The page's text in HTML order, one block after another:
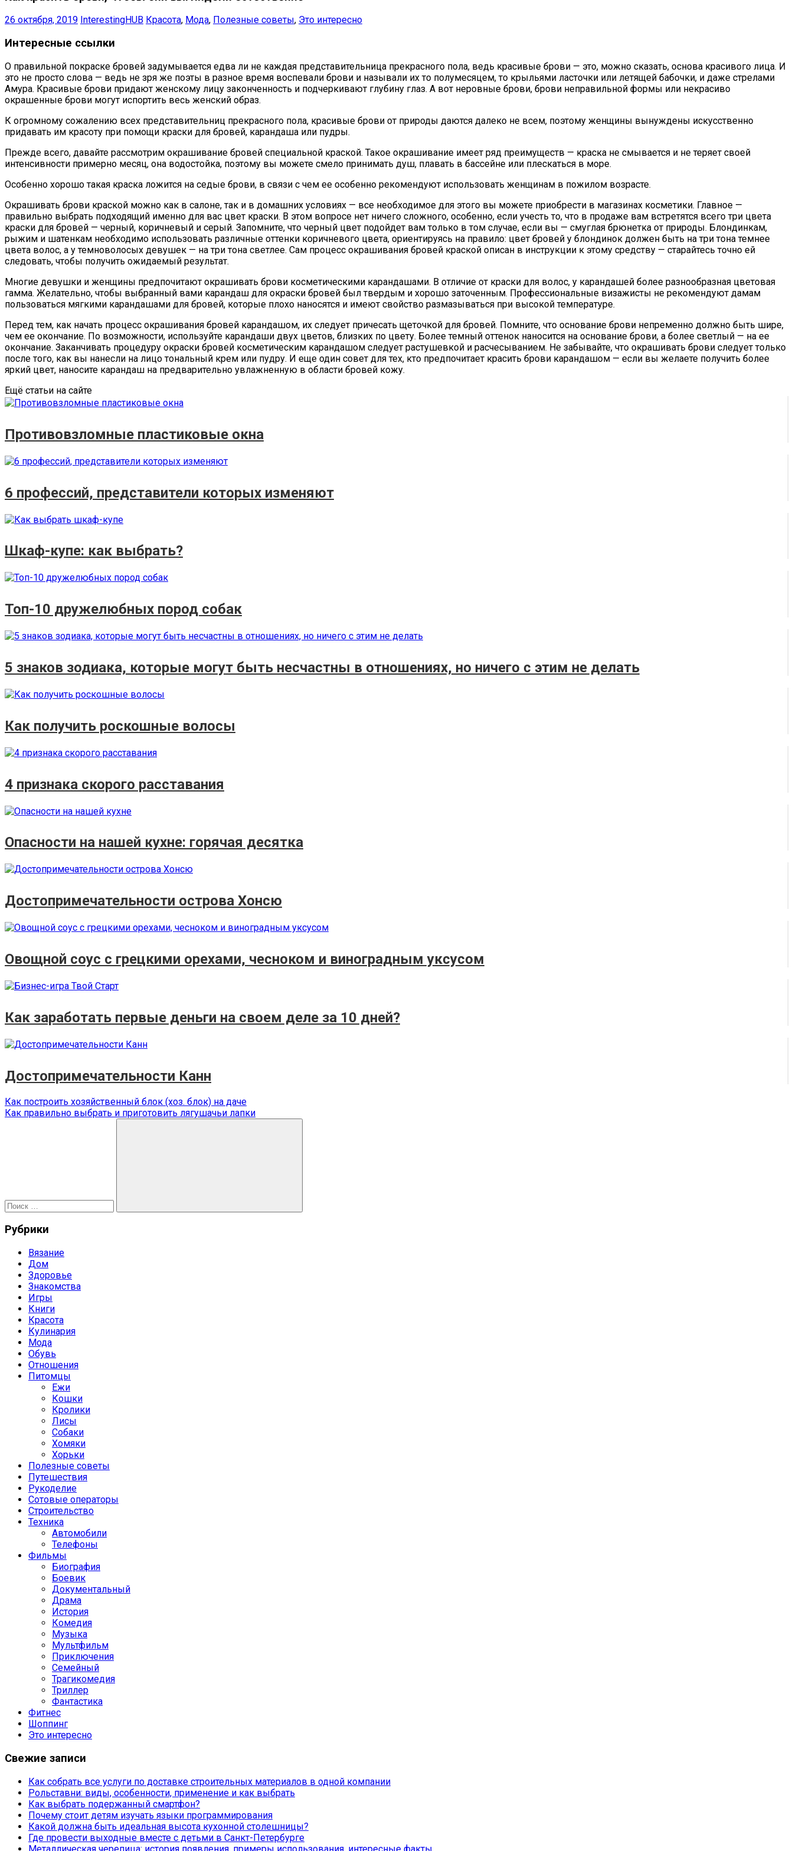
26 октября, 2019 InterestingHUB Красота, Мода, Полезные советы, Это интересно
Интересные ссылки
О правильной покраске бровей задумывается едва ли не каждая представительница прекрасного пола, ведь красивые брови — это, можно сказать, основа красивого лица. И
это не просто слова — ведь не зря же поэты в разное время воспевали брови и называли их то полумесяцем, то крыльями ласточки или летящей бабочки, и даже стрелами
Амура. Красивые брови придают женскому лицу законченность и подчеркивают глубину глаз. А вот неровные брови, брови неправильной формы или некрасиво
окрашенные брови могут испортить весь женский образ.
К огромному сожалению всех представительниц прекрасного пола, красивые брови от природы даются далеко не всем, поэтому женщины вынуждены искусственно
придавать им красоту при помощи краски для бровей, карандаша или пудры.
Прежде всего, давайте рассмотрим окрашивание бровей специальной краской. Такое окрашивание имеет ряд преимуществ — краска не смывается и не теряет своей
интенсивности примерно месяц, она водостойка, поэтому вы можете смело принимать душ, плавать в бассейне или плескаться в море.
Особенно хорошо такая краска ложится на седые брови, в связи с чем ее особенно рекомендуют использовать женщинам в пожилом возрасте.
Окрашивать брови краской можно как в салоне, так и в домашних условиях — все необходимое для этого вы можете приобрести в магазинах косметики. Главное —
правильно выбрать подходящий именно для вас цвет краски. В этом вопросе нет ничего сложного, особенно, если учесть то, что в продаже вам встретятся всего три цвета
краски для бровей — черный, коричневый и серый. Запомните, что черный цвет подойдет вам только в том случае, если вы — смуглая брюнетка от природы. Блондинкам,
рыжим и шатенкам необходимо использовать различные оттенки коричневого цвета, ориентируясь на правило: цвет бровей у блондинок должен быть на три тона темнее
цвета волос, а у темноволосых девушек — на три тона светлее. Сам процесс окрашивания бровей краской описан в инструкции к этому средству — старайтесь точно ей
следовать, чтобы получить ожидаемый результат.
Многие девушки и женщины предпочитают окрашивать брови косметическими карандашами. В отличие от краски для волос, у карандашей более разнообразная цветовая
гамма. Желательно, чтобы выбранный вами карандаш для окраски бровей был твердым и хорошо заточенным. Профессиональные визажисты не рекомендуют дамам
пользоваться мягкими карандашами для бровей, которые плохо наносятся и имеют свойство размазываться при высокой температуре.
Перед тем, как начать процесс окрашивания бровей карандашом, их следует причесать щеточкой для бровей. Помните, что основание брови непременно должно быть шире,
чем ее окончание. По возможности, используйте карандаши двух цветов, близких по цвету. Более темный оттенок наносится на основание брови, а более светлый — на ее
окончание. Заканчивать процедуру окраски бровей косметическим карандашом следует растушевкой и расчесыванием. Не забывайте, что окрашивать брови следует только
после того, как вы нанесли на лицо тональный крем или пудру. И еще один совет для тех, кто предпочитает красить брови карандашом — если вы желаете получить более
яркий цвет, наносите карандаш на предварительно увлажненную в области бровей кожу.
Ещё статьи на сайте
Противовзломные пластиковые окна
6 профессий, представители которых изменяют
Шкаф-купе: как выбрать?
Топ-10 дружелюбных пород собак
5 знаков зодиака, которые могут быть несчастны в отношениях, но ничего с этим не делать
Как получить роскошные волосы
4 признака скорого расставания
Опасности на нашей кухне: горячая десятка
Достопримечательности острова Хонсю
Овощной соус с грецкими орехами, чесноком и виноградным уксусом
Как заработать первые деньги на своем деле за 10 дней?
Достопримечательности Канн
Навигация
по
Предыдущая
запись:
Как построить хозяйственный блок (хоз. блок) на даче
Следующая
Как правильно выбрать и приготовить лягушачьи лапки
Поиск
Рубрики
Вязание
Дом
Здоровье
Знакомства
Игры
Книги
Красота
Кулинария
Мода
Обувь
Отношения
Питомцы
Ежи
Кошки
Кролики
Лисы
Собаки
Хомяки
Хорьки
Полезные советы
Путешествия
Рукоделие
Сотовые операторы
Строительство
Техника
Автомобили
Телефоны
Фильмы
Биография
Боевик
Документальный
Драма
История
Комедия
Музыка
Мультфильм
Приключения
Семейный
Трагикомедия
Триллер
Фантастика
Фитнес
Шоппинг
Это интересно
Свежие записи
Как собрать все услуги по доставке строительных материалов в одной компании
Рольставни: виды, особенности, применение и как выбрать
Как выбрать подержанный смартфон?
Почему стоит детям изучать языки программирования
Какой должна быть идеальная высота кухонной столешницы?
Где провести выходные вместе с детьми в Санкт-Петербурге
Металлическая черепица: история появления, примеры использования, интересные факты